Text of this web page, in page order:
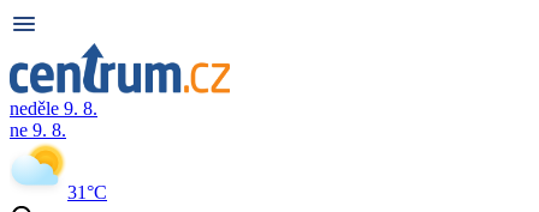
neděle 9. 8.
ne 9. 8.
31°C